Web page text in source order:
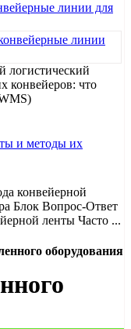
линии для
логистический
конвейеров: что
и методы их
конвейерной
Блок Вопрос-Ответ
ленты Часто ...
оборудования